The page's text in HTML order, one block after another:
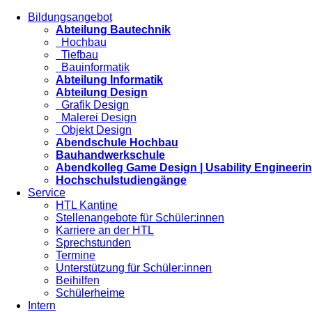
Bildungsangebot
Abteilung Bautechnik
Hochbau
Tiefbau
Bauinformatik
Abteilung Informatik
Abteilung Design
Grafik Design
Malerei Design
Objekt Design
Abendschule Hochbau
Bauhandwerkschule
Abendkolleg Game Design | Usability
Hochschulstudiengänge
Service
HTL Kantine
Stellenangebote für Schüler:innen
Karriere an der HTL
Sprechstunden
Termine
Unterstützung für Schüler:innen
Beihilfen
Schülerheime
Intern